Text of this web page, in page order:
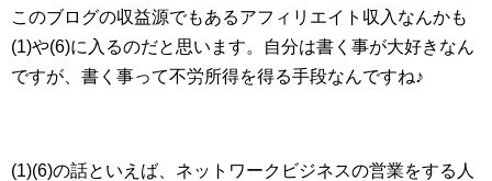
このブログの収益源でもあるアフィリエイト収入なんかも
(1)や(6)に入るのだと思います。自分は書く事が大好きなん
ですが、書く事って不労所得を得る手段なんですね♪
(1)(6)の話といえば、ネットワークビジネスの営業をする人